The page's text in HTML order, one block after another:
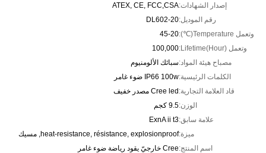
إصدار الشهادات:ATEX, CE, FCC,CSA
رقم الموديل:DL602-20
وتعمل Temperature(℃):
45-20
وتعمل Lifetime(Hour):
100,000
مصباح هيئة المواد:سبائك الألومنيوم
الكلمات الرئيسية:IP66 100w ضوء غامر
قاد العلامة التجارية:Cree led مصدر خفيف
الوزن:9.5 كجم
علامة سابق:ExnA ii t3
ميزة:heat-resistance, résistance, explosionproof, مسيك
اسم المنتج:Cree خارجيّ يقود رياضة ضوء غامر